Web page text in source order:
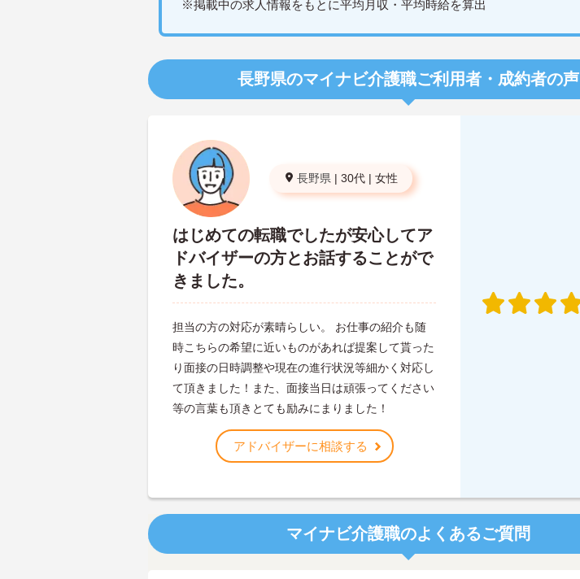
※掲載中の求人情報をもとに平均月収・平均時給を算出
長野県のマイナビ介護職ご利用者・成約者の声
長野県 | 30代 | 女性
はじめての転職でしたが安心してア
ドバイザーの方とお話することがで
きました。
担当の方の対応が素晴らしい。 お仕事の紹介も随
時こちらの希望に近いものがあれば提案して貰った
り面接の日時調整や現在の進行状況等細かく対応し
て頂きました！また、面接当日は頑張ってください
等の言葉も頂きとても励みにまりました！
アドバイザーに相談する
マイナビ介護職のよくあるご質問